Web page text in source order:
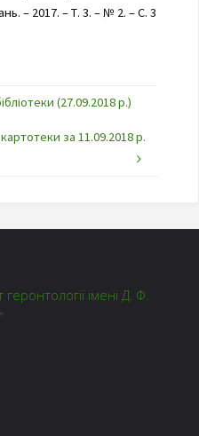
– 2017. – Т. 3. – № 2. – С. 3
(27.09.2018 р.)
за 11.09.2018 р.
імені Д. Ф.